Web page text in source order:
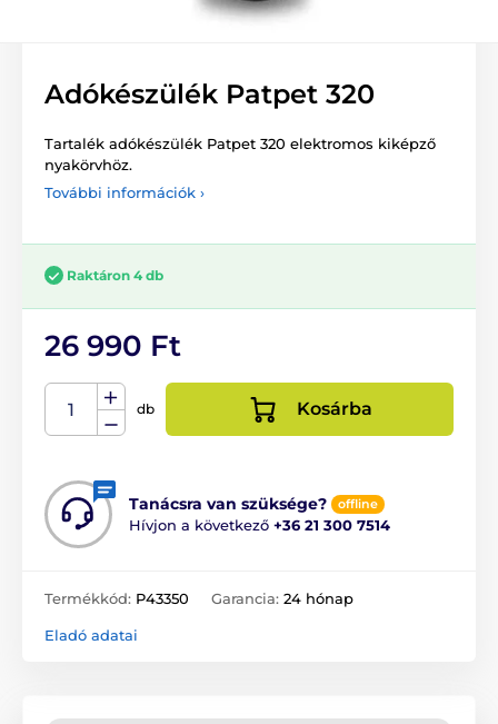
Adókészülék Patpet 320
Tartalék adókészülék Patpet 320 elektromos kiképző
nyakörvhöz.
További információk ›
Raktáron 4 db
26 990 Ft
db Kosárba
Tanácsra van szüksége? offline
Hívjon a következő +36 21 300 7514
Termékkód: P43350 Garancia: 24 hónap
Eladó adatai